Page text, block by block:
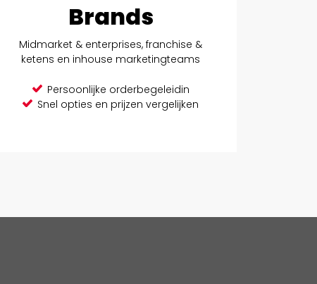
Brands
Midmarket & enterprises, franchise &
ketens en inhouse marketingteams
Persoonlijke orderbegeleidin
Snel opties en prijzen vergelijken